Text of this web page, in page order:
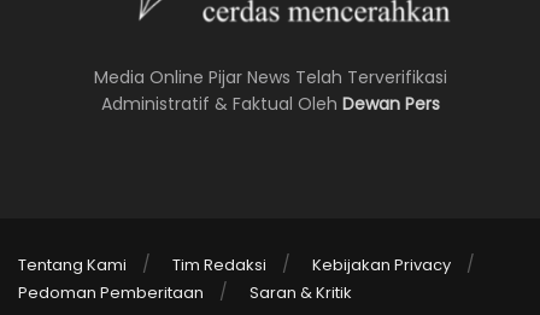
Media Online Pijar News Telah Terverifikasi
Administratif & Faktual Oleh Dewan Pers
Tentang Kami Tim Redaksi
Kebijakan Privacy
Pedoman Pemberitaan
Saran & Kritik